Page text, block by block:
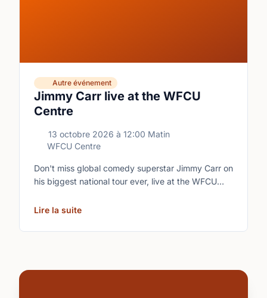
Jimmy Carr live at the WFCU
Centre
Autre événement
13 octobre 2026 à 12:00 Matin
WFCU Centre
Don't miss global comedy superstar Jimmy Carr on
his biggest national tour ever, live at the WFCU
Lire la suite